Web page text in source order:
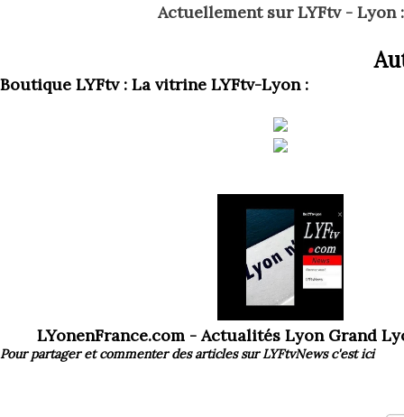
Actuellement sur LYFtv - Lyon :
Boutique LYFtv : La vitrine LYFtv-Lyon :
LYonenFrance.com - Actualités Lyon Grand
Pour partager et commenter des articlessur LYFtvNewsc'est ici